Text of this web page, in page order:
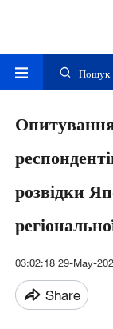
Пошук
розвідки
03:02:18 29-May-
Share